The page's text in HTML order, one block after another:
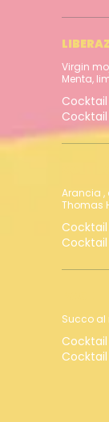
Virgin
Menta,
Cocktail
Arancia , ananas,
Thomas
Cocktail
Succo al
Cocktail